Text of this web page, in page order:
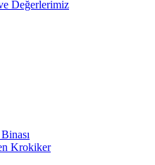
Değerlerimiz
Krokiker